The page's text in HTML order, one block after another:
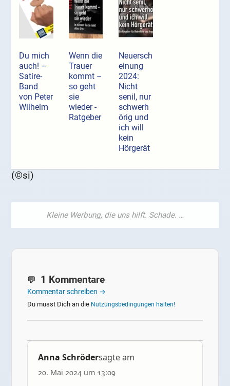
Du mich
auch! –
Satire-
Band
von Peter
Wilhelm
Wenn die
Trauer
kommt –
so geht
sie
wieder -
Ratgeber
Neuersch
einung
2024:
Nicht
senil, nur
schwerh
örig und
ich will
kein
Hörgerät
(©si)
1 Kommentare
Kommentar schreiben →
Du musst Dich an die Nutzungsbedingungen halten!
Anna Schrödersagte am
20. Mai 2024 um 13:09